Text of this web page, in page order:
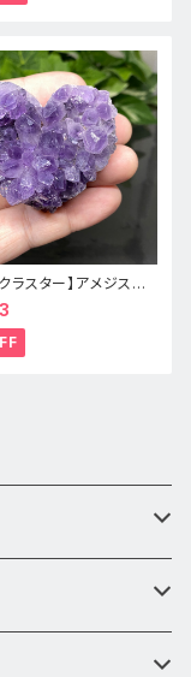
ラスター】アメジスト
★cp-071天然石パ
ン★インテリア置物